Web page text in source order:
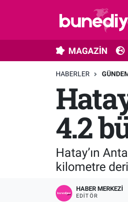
MAGAZİN
HABERLER
4.2
Hatay’ın
kilometre
HABER MERKEZI
EDITÖR
Diziler
Gündem
Kültür Sanat
Magazin
GÜNDEM
EKONOMİ
TEKNOLOJİ
Trafik Durumu
Süper Lig Puan Durumu
Tüm Manşetler
Son Dakika Haberleri
Haber Arşivi